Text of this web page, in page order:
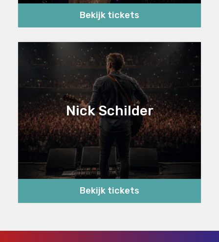
Bekijk tickets
Nick Schilder
Bekijk tickets